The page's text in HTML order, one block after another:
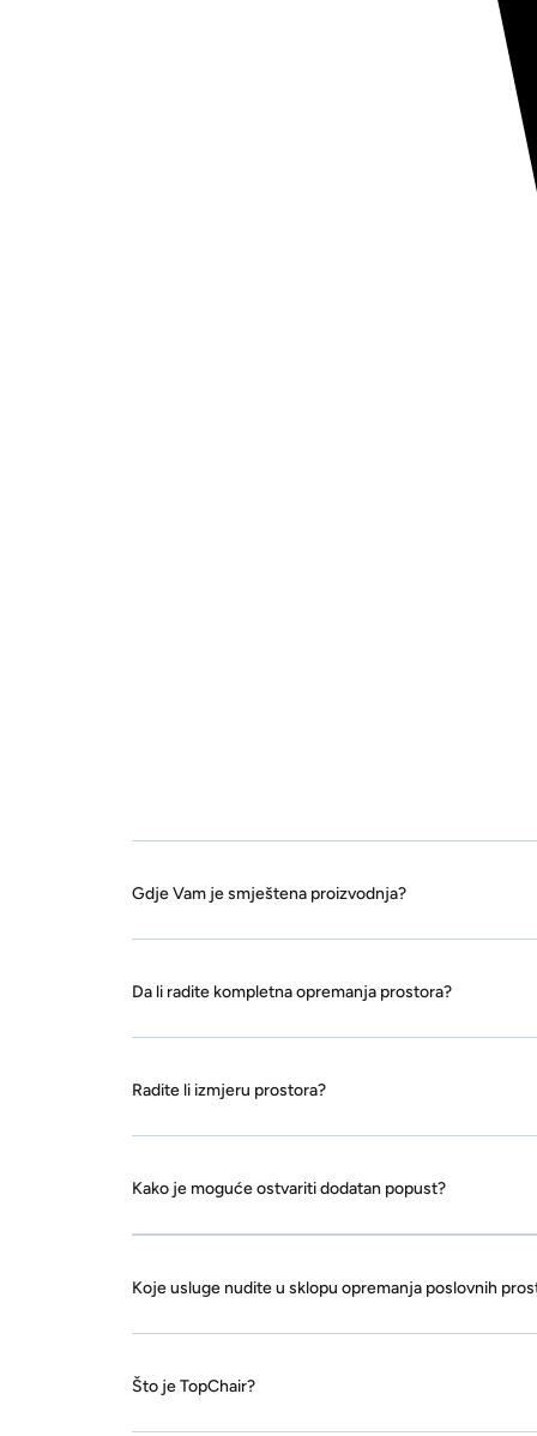
Gdje Vam je smještena proizvodnja?
Da li radite kompletna opremanja prostora?
Radite li izmjeru prostora?
Kako je moguće ostvariti dodatan popust?
Koje usluge nudite u sklopu opremanja poslovnih
Što je TopChair?